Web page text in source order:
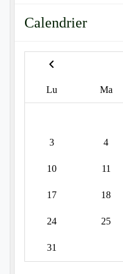
Calendrier
Lu Ma
3 4
10 11
17 18
24 25
31